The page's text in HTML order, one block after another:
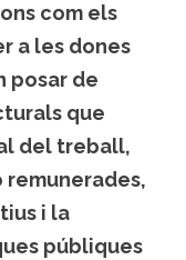
com els
a les dones
posar de
que
del treball,
remunerades,
i la
públiques